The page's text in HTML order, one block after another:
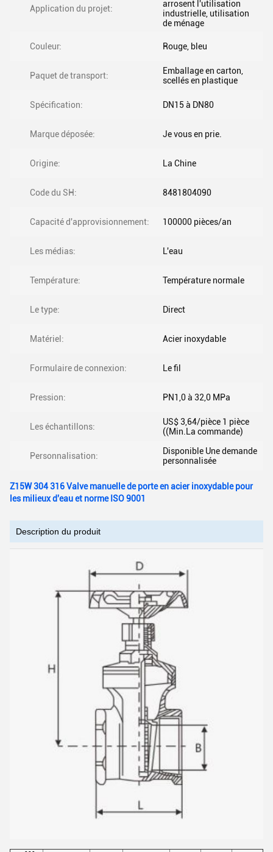
Application du projet:
arrosent l'utilisation
industrielle, utilisation
de ménage
Couleur: Rouge, bleu
Paquet de transport:
Emballage en carton,
scellés en plastique
Spécification: DN15 à DN80
Marque déposée: Je vous en prie.
Origine: La Chine
Code du SH: 8481804090
Capacité d'approvisionnement: 100000 pièces/an
Les médias: L'eau
Température: Température normale
Le type: Direct
Matériel: Acier inoxydable
Formulaire de connexion: Le fil
Pression: PN1,0 à 32,0 MPa
Les échantillons:
US$ 3,64/pièce 1 pièce
((Min.La commande)
Personnalisation:
Disponible Une demande
personnalisée
Z15W 304 316 Valve manuelle de porte en acier inoxydable pour
les milieux d'eau et norme ISO 9001
Description du produit